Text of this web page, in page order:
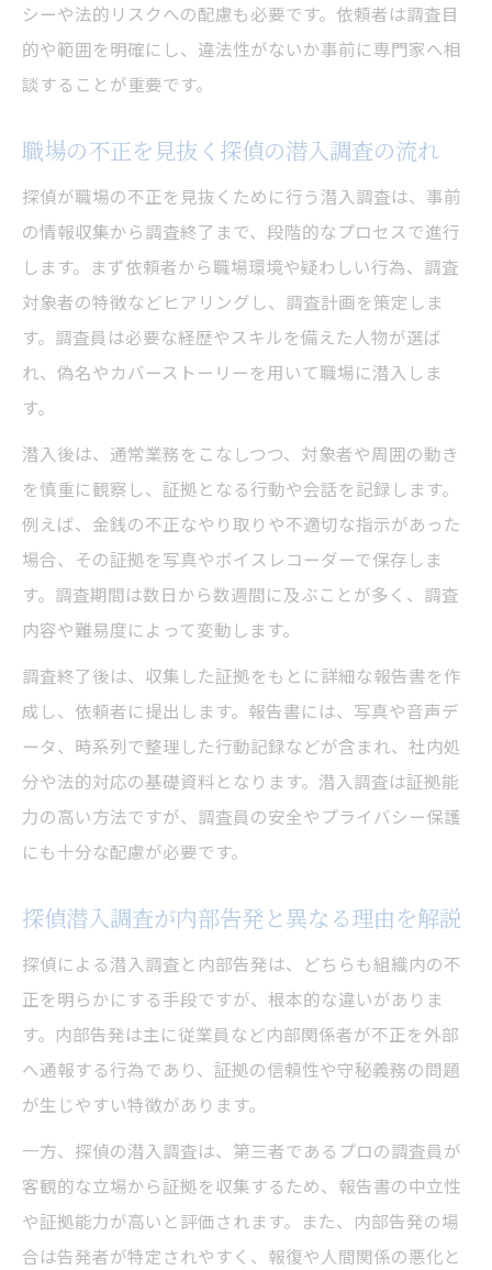
シーや法的リスクへの配慮も必要です。依頼者は調査目
的や範囲を明確にし、違法性がないか事前に専門家へ相
談することが重要です。
職場の不正を見抜く探偵の潜入調査の流れ
探偵が職場の不正を見抜くために行う潜入調査は、事前
の情報収集から調査終了まで、段階的なプロセスで進行
します。まず依頼者から職場環境や疑わしい行為、調査
対象者の特徴などヒアリングし、調査計画を策定しま
す。調査員は必要な経歴やスキルを備えた人物が選ば
れ、偽名やカバーストーリーを用いて職場に潜入しま
す。
潜入後は、通常業務をこなしつつ、対象者や周囲の動き
を慎重に観察し、証拠となる行動や会話を記録します。
例えば、金銭の不正なやり取りや不適切な指示があった
場合、その証拠を写真やボイスレコーダーで保存しま
す。調査期間は数日から数週間に及ぶことが多く、調査
内容や難易度によって変動します。
調査終了後は、収集した証拠をもとに詳細な報告書を作
成し、依頼者に提出します。報告書には、写真や音声デ
ータ、時系列で整理した行動記録などが含まれ、社内処
分や法的対応の基礎資料となります。潜入調査は証拠能
力の高い方法ですが、調査員の安全やプライバシー保護
にも十分な配慮が必要です。
探偵潜入調査が内部告発と異なる理由を解説
探偵による潜入調査と内部告発は、どちらも組織内の不
正を明らかにする手段ですが、根本的な違いがありま
す。内部告発は主に従業員など内部関係者が不正を外部
へ通報する行為であり、証拠の信頼性や守秘義務の問題
が生じやすい特徴があります。
一方、探偵の潜入調査は、第三者であるプロの調査員が
客観的な立場から証拠を収集するため、報告書の中立性
や証拠能力が高いと評価されます。また、内部告発の場
合は告発者が特定されやすく、報復や人間関係の悪化と